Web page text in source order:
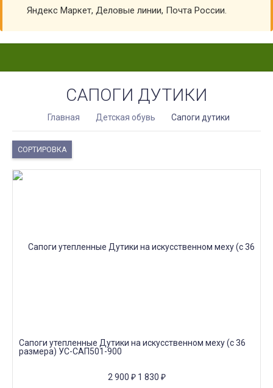
Яндекс Маркет, Деловые линии, Почта России.
САПОГИ ДУТИКИ
Главная Детская обувь Сапоги дутики
СОРТИРОВКА
Сапоги утепленные Дутики на искусственном меху (с 36
размера) УС-САП501-900
2 900 ₽ 1 830 ₽